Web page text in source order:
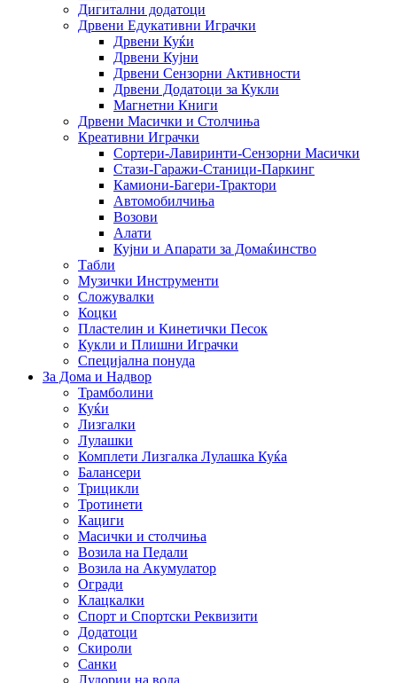
Дигитални додатоци
Дрвени Едукативни Играчки
Дрвени Куќи
Дрвени Кујни
Дрвени Сензорни Активности
Дрвени Додатоци за Кукли
Магнетни Книги
Дрвени Масички и Столчиња
Креативни Играчки
Сортери-Лавиринти-Сензорни Масички
Стази-Гаражи-Станици-Паркинг
Камиони-Багери-Трактори
Автомобилчиња
Возови
Алати
Кујни и Апарати за Домаќинство
Табли
Музички Инструменти
Сложувалки
Коцки
Пластелин и Кинетички Песок
Кукли и Плишни Играчки
Специјална понуда
За Дома и Надвор
Трамболини
Куќи
Лизгалки
Лулашки
Комплети Лизгалка Лулашка Куќа
Балансери
Трицикли
Тротинети
Кациги
Mасички и столчиња
Возила на Педали
Возила на Акумулатор
Огради
Клацкалки
Спорт и Спортски Реквизити
Додатоци
Скироли
Санки
Лудории на вода